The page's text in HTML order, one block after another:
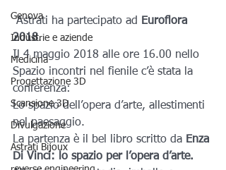
Genova
Industrie e aziende
Medicina
Progettazione 3D
Scansione 3D
Divulgazione
Astrati Bijoux
Astrati ha partecipato ad
Euroflora
2018.
Il 4 maggio 2018 alle ore 16.00 nello
Spazio incontri nel fienile c’è stata la
conferenza:
Lo spazio dell’opera d’arte, allestimenti
nel paesaggio.
La partenza è il bel libro scritto da Enza
Di Vinci: lo spazio per l’opera d’arte.